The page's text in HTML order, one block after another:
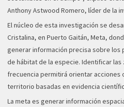
Anthony Astwood Romero, líder de la
El núcleo de esta investigación se
Cristalina, en Puerto Gaitán, Meta,
generar información precisa sobre los
de hábitat de la especie. Identificar las
frecuencia permitirá orientar acciones
territorio basadas en evidencia
La meta es generar información